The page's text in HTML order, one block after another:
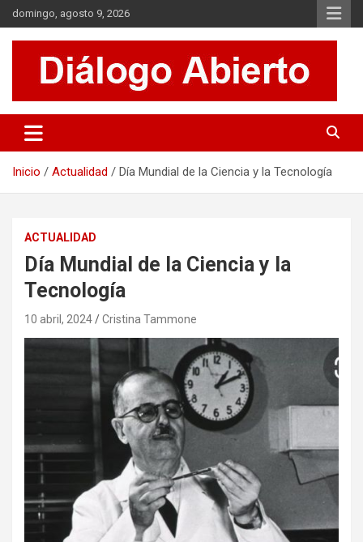
Saltar
al
contenido
domingo, agosto 9, 2026
Diálogo Abierto
Se tratan diversos temas de actualidad buscando hacer un
aporte a la sociedad, brindando información relevante de lo que
Inicio Actualidad Día Mundial de la Ciencia y la Tecnología
ACTUALIDAD
Día Mundial de la Ciencia y la
Tecnología
10 abril, 2024 Cristina Tammone